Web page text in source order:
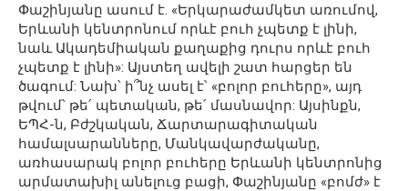
Փաշինյանը ասում է. «Երկարաժամկետ առումով,
Երևանի կենտրոնում որևէ բուհ չպետք է լինի,
նաև Ակադեմիական քաղաքից դուրս որևէ բուհ
չպետք է լինի»: Այստեղ ավելի շատ հարցեր են
ծագում: Նախ՝ ի՞նչ ասել է՝ «բոլոր բուհերը», այդ
թվում՝ թե՛ պետական, թե՛ մասնավոր: Այսինքն,
ԵՊՀ-ն, Բժշկական, Ճարտարագիտական
համալսարանները, Մանկավարժականը,
առհասարակ բոլոր բուհերը Երևանի կենտրոնից
արմատախիլ անելուց բացի, Փաշինյանը «բոմժ» է